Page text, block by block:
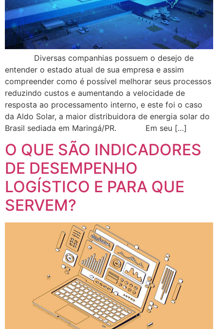
Diversas companhias possuem o desejo de
entender o estado atual de sua empresa e assim
compreender como é possível melhorar seus processos
reduzindo custos e aumentando a velocidade de
resposta ao processamento interno, e este foi o caso
da Aldo Solar, a maior distribuidora de energia solar do
Brasil sediada em Maringá/PR. Em seu […]
O QUE SÃO INDICADORES
DE DESEMPENHO
LOGÍSTICO E PARA QUE
SERVEM?